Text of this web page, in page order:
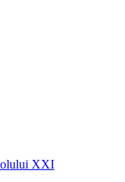
XXI